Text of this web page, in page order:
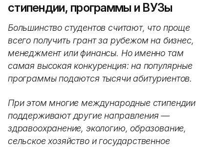
стипендии, программы и ВУЗы
Большинство студентов считают, что проще
всего получить грант за рубежом на бизнес,
менеджмент или финансы. Но именно там
самая высокая конкуренция: на популярные
программы подаются тысячи абитуриентов.
При этом многие международные стипендии
поддерживают другие направления —
здравоохранение, экологию, образование,
сельское хозяйство и государственное